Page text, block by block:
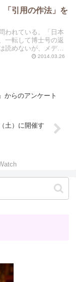
「引用の作法」を
われている。「日本
一転して博士号の返
読めないが、メディ
しておきた...2014.03.26
からのアンケート
土）に開催す